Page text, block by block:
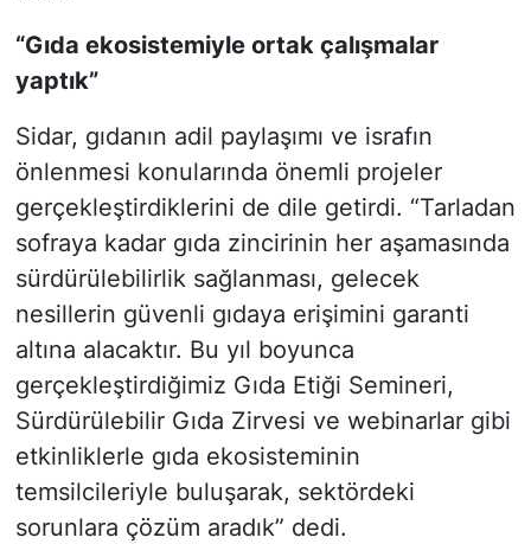
“Gıda ekosistemiyle ortak çalışmalar
yaptık”
Sidar, gıdanın adil paylaşımı ve israfın
önlenmesi konularında önemli projeler
gerçekleştirdiklerini de dile getirdi. “Tarladan
sofraya kadar gıda zincirinin her aşamasında
sürdürülebilirlik sağlanması, gelecek
nesillerin güvenli gıdaya erişimini garanti
altına alacaktır. Bu yıl boyunca
gerçekleştirdiğimiz Gıda Etiği Semineri,
Sürdürülebilir Gıda Zirvesi ve webinarlar gibi
etkinliklerle gıda ekosisteminin
temsilcileriyle buluşarak, sektördeki
sorunlara çözüm aradık” dedi.